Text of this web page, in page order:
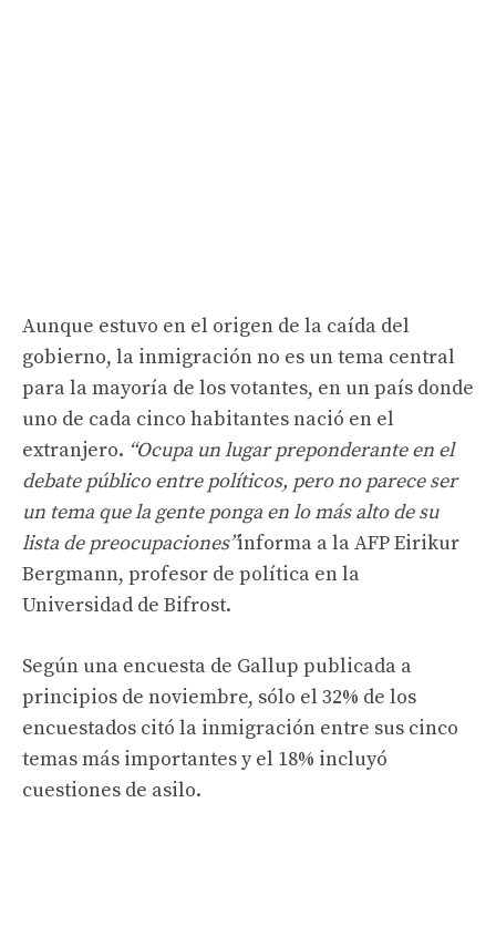
Aunque estuvo en el origen de la caída del
gobierno, la inmigración no es un tema central
para la mayoría de los votantes, en un país donde
uno de cada cinco habitantes nació en el
extranjero. “Ocupa un lugar preponderante en el
debate público entre políticos, pero no parece ser
un tema que la gente ponga en lo más alto de su
lista de preocupaciones”informa a la AFP Eirikur
Bergmann, profesor de política en la
Universidad de Bifrost.
Según una encuesta de Gallup publicada a
principios de noviembre, sólo el 32% de los
encuestados citó la inmigración entre sus cinco
temas más importantes y el 18% incluyó
cuestiones de asilo.